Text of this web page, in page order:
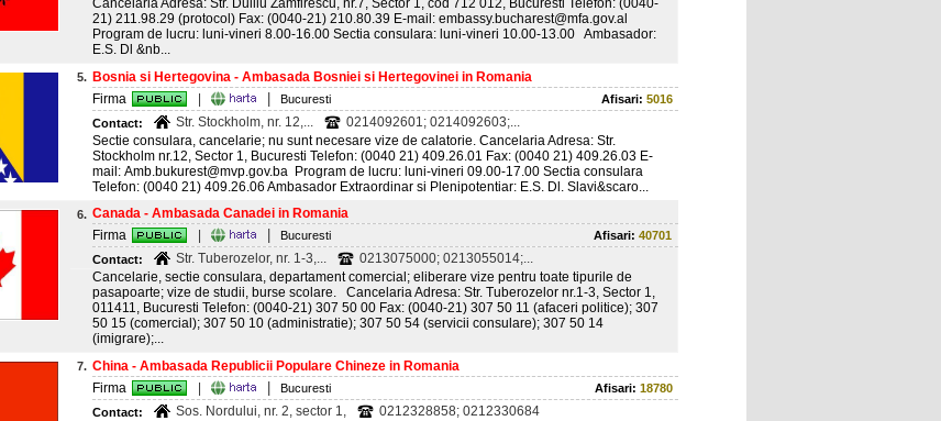
Cancelaria Adresa: Str. Duiliu Zamfirescu, nr.7, Sector 1, cod 712 012, Bucuresti Telefon: (0040-
21) 211.98.29 (protocol) Fax: (0040-21) 210.80.39 E-mail: embassy.bucharest@mfa.gov.al
Program de lucru: luni-vineri 8.00-16.00 Sectia consulara: luni-vineri 10.00-13.00 Ambasador:
E.S. Dl &nb...
5. Bosnia si Hertegovina - Ambasada Bosniei si Hertegovinei in Romania
Firma
Bucuresti Afisari: 5016
Contact:
Str. Stockholm, nr. 12,...
0214092601; 0214092603;...
Sectie consulara, cancelarie; nu sunt necesare vize de calatorie. Cancelaria Adresa: Str.
Stockholm nr.12, Sector 1, Bucuresti Telefon: (0040 21) 409.26.01 Fax: (0040 21) 409.26.03 E-
mail: Amb.bukurest@mvp.gov.ba Program de lucru: luni-vineri 09.00-17.00 Sectia consulara
Telefon: (0040 21) 409.26.06 Ambasador Extraordinar si Plenipotentiar: E.S. Dl. Slavi&scaro...
6. Canada - Ambasada Canadei in Romania
Firma
Bucuresti Afisari: 40701
Contact:
Str. Tuberozelor, nr. 1-3,...
0213075000; 0213055014;...
Cancelarie, sectie consulara, departament comercial; eliberare vize pentru toate tipurile de
pasapoarte; vize de studii, burse scolare. Cancelaria Adresa: Str. Tuberozelor nr.1-3, Sector 1,
011411, Bucuresti Telefon: (0040-21) 307 50 00 Fax: (0040-21) 307 50 11 (afaceri politice); 307
50 15 (comercial); 307 50 10 (administratie); 307 50 54 (servicii consulare); 307 50 14
(imigrare);...
7. China - Ambasada Republicii Populare Chineze in Romania
Firma
Bucuresti Afisari: 18780
Contact:
Sos. Nordului, nr. 2, sector 1,
0212328858; 0212330684